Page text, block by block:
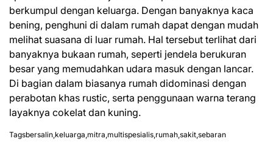
berkumpul dengan keluarga. Dengan banyaknya kaca
bening, penghuni di dalam rumah dapat dengan mudah
melihat suasana di luar rumah. Hal tersebut terlihat dari
banyaknya bukaan rumah, seperti jendela berukuran
besar yang memudahkan udara masuk dengan lancar.
Di bagian dalam biasanya rumah didominasi dengan
perabotan khas rustic, serta penggunaan warna terang
layaknya cokelat dan kuning.
Tagsbersalin,keluarga,mitra,multispesialis,rumah,sakit,sebaran